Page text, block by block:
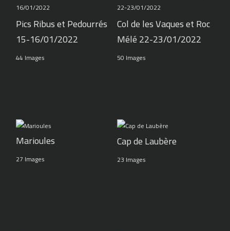
Pics Ribus et Pedourrés
15-16/01/2022
44 Images
Col de les Vaques et Roc
Mélé 22-23/01/2022
50 Images
Marioules
27 Images
Cap de Laubère
23 Images